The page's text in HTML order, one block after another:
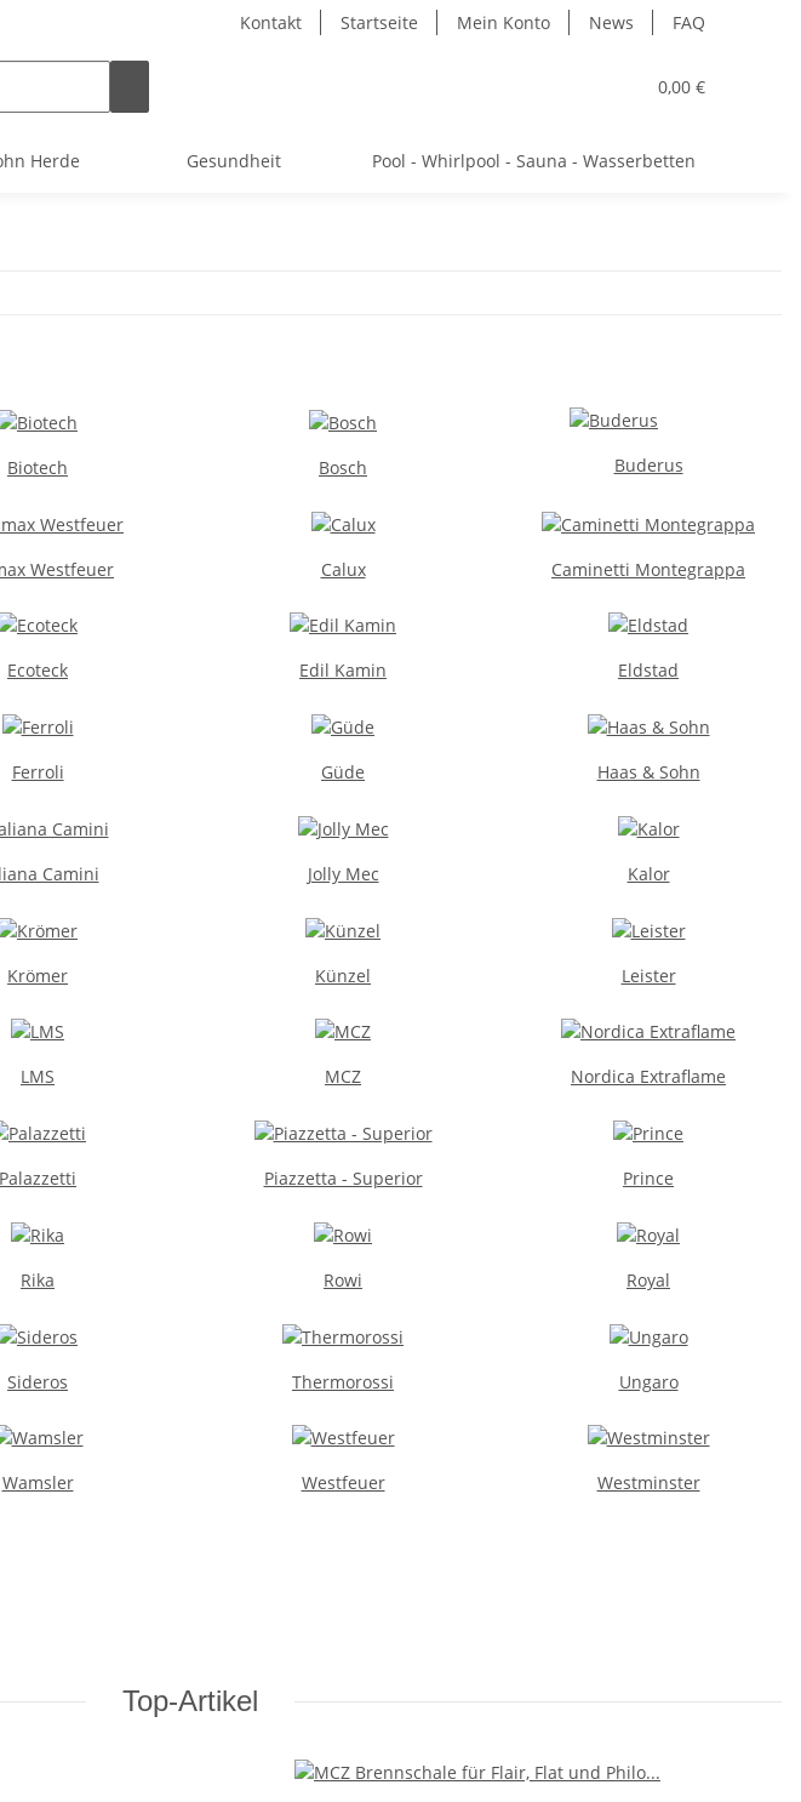
Kontakt Startseite Mein Konto News FAQ
0,00 €
Herde Gesundheit Pool - Whirlpool - Sauna - Wasserbetten
Biotech Bosch Buderus
Westfeuer Calux Caminetti Montegrappa
Ecoteck Edil Kamin Eldstad
Ferroli Güde Haas & Sohn
Camini Jolly Mec Kalor
Krömer Künzel Leister
LMS MCZ Nordica Extraflame
Palazzetti Piazzetta - Superior Prince
Rika Rowi Royal
Sideros Thermorossi Ungaro
Wamsler Westfeuer Westminster
Top-Artikel